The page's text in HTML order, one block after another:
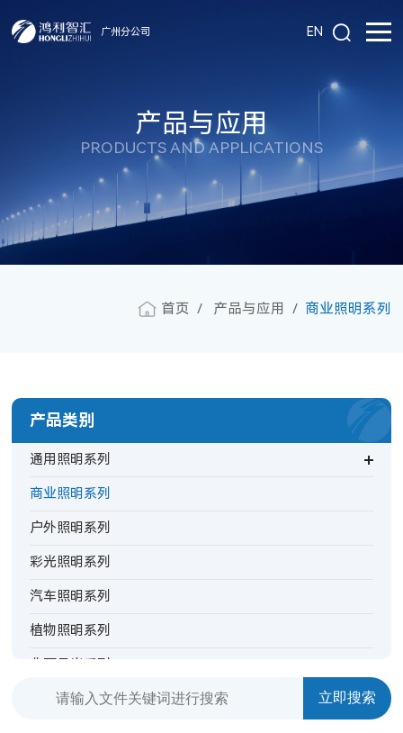
广州分公司 EN
产品与应用
PRODUCTS AND APPLICATIONS
首页 产品与应用 商业照明系列
产品类别
通用照明系列
商业照明系列
户外照明系列
彩光照明系列
汽车照明系列
植物照明系列
非可见光系列
背光指示系列